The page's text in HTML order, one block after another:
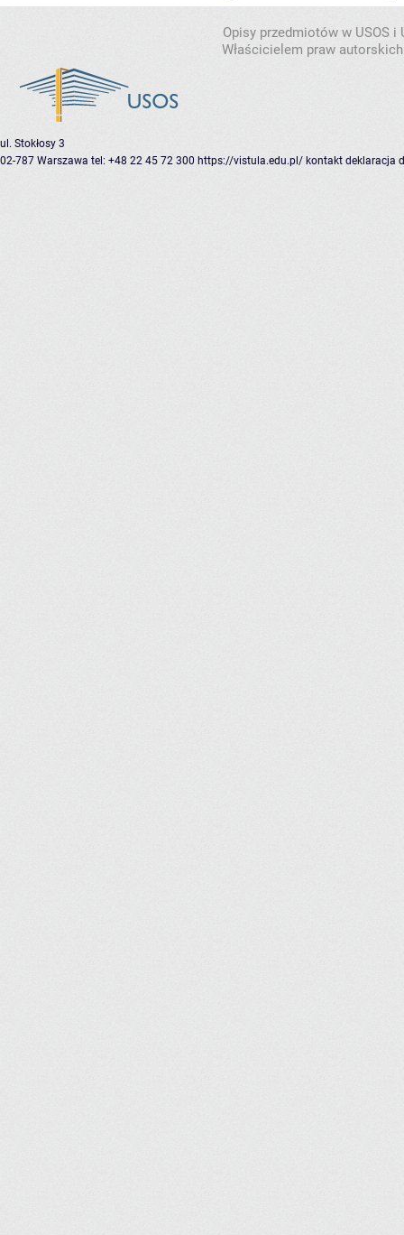
Opisy przedmiotów w USOS
Właścicielem praw
ul. Stokłosy 3
02-787 Warszawa tel: +48 22 45 72 300 https://vistula.edu.pl/ kontakt deklaracja